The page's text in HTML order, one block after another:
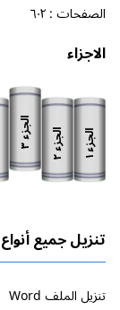
الصفحات :٦٠٢
الاجزاء
الجزء
١
الجزء
٢
الجزء
٣
تنزيل جميع
تنزیل الملف Word